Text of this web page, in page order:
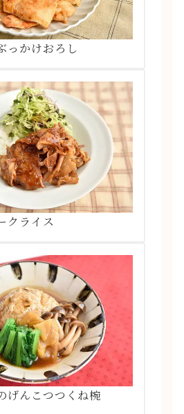
っかけおろし
クライス
げんこつつくね椀